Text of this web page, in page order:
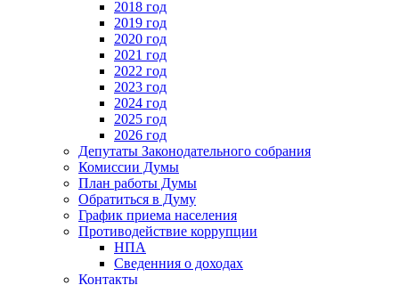
2018 год
2019 год
2020 год
2021 год
2022 год
2023 год
2024 год
2025 год
2026 год
Депутаты Законодательного собрания
Комиссии Думы
План работы Думы
Обратиться в Думу
График приема населения
Противодействие коррупции
НПА
Сведенния о доходах
Контакты